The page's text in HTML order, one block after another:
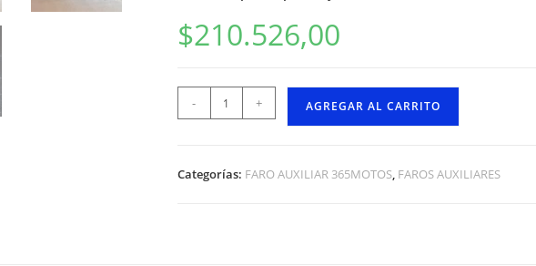
$210.526,00
- + AGREGAR AL CARRITO
Categorías: FARO AUXILIAR 365MOTOS, FAROS AUXILIARES